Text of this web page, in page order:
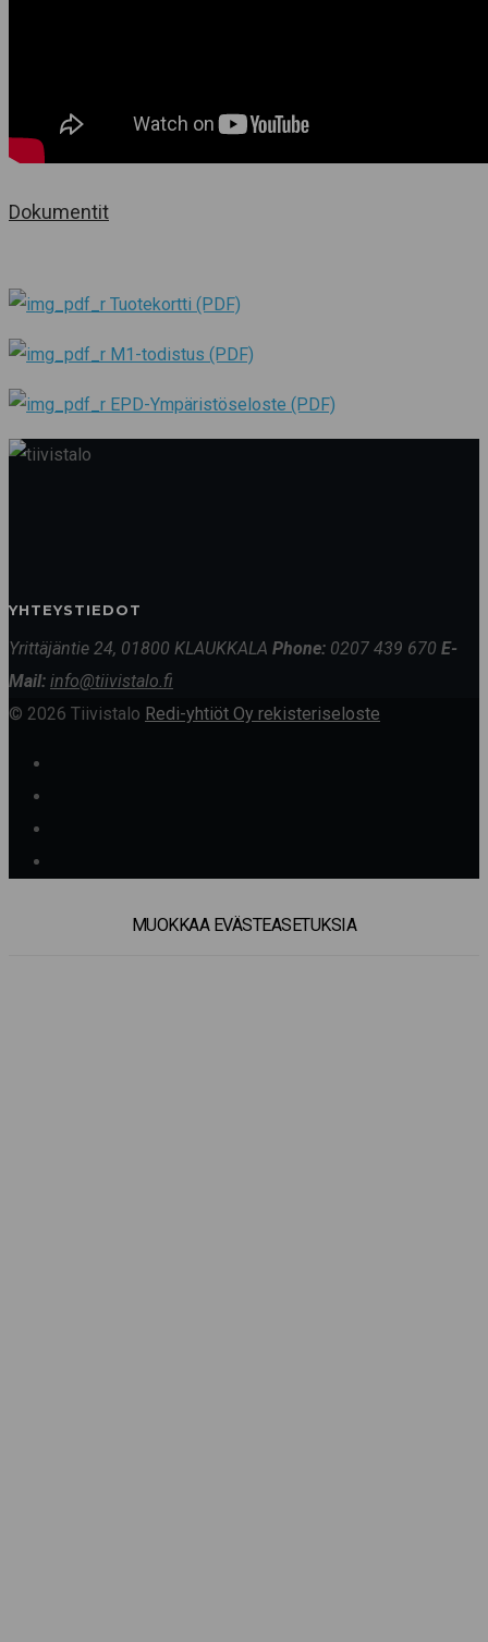
Dokumentit
Tuotekortti (PDF)
M1-todistus (PDF)
EPD-Ympäristöseloste (PDF)
YHTEYSTIEDOT
Yrittäjäntie 24, 01800 KLAUKKALA Phone: 0207 439 670 E-
Mail: info@tiivistalo.fi
© 2026 Tiivistalo Redi-yhtiöt Oy rekisteriseloste
MUOKKAA EVÄSTEASETUKSIA